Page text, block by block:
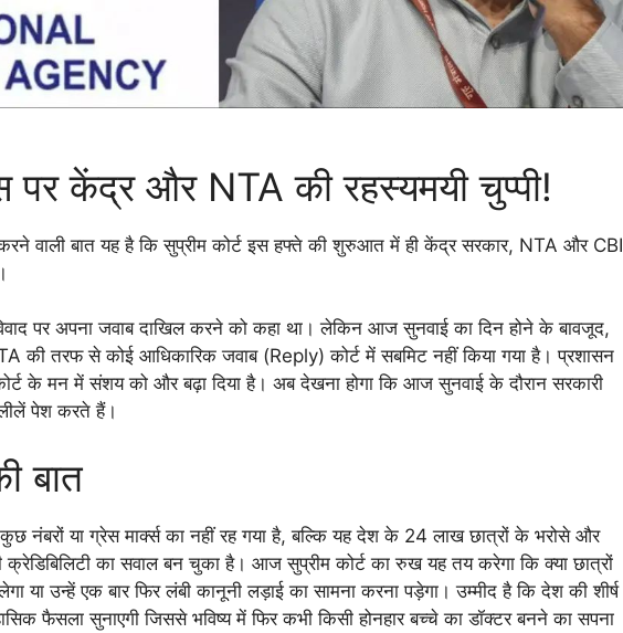
पर केंद्र और NTA की रहस्यमयी चुप्पी!
वाली बात यह है कि सुप्रीम कोर्ट इस हफ्ते की शुरुआत में ही केंद्र सरकार, NTA और CBI
पर अपना जवाब दाखिल करने को कहा था। लेकिन आज सुनवाई का दिन होने के बावजूद,
की तरफ से कोई आधिकारिक जवाब (Reply) कोर्ट में सबमिट नहीं किया गया है। प्रशासन
के मन में संशय को और बढ़ा दिया है। अब देखना होगा कि आज सुनवाई के दौरान सरकारी
पेश करते हैं।
बात
कुछ नंबरों या ग्रेस मार्क्स का नहीं रह गया है, बल्कि यह देश के 24 लाख छात्रों के भरोसे और
का सवाल बन चुका है। आज सुप्रीम कोर्ट का रुख यह तय करेगा कि क्या छात्रों
या उन्हें एक बार फिर लंबी कानूनी लड़ाई का सामना करना पड़ेगा। उम्मीद है कि देश की शीर्ष
फैसला सुनाएगी जिससे भविष्य में फिर कभी किसी होनहार बच्चे का डॉक्टर बनने का सपना